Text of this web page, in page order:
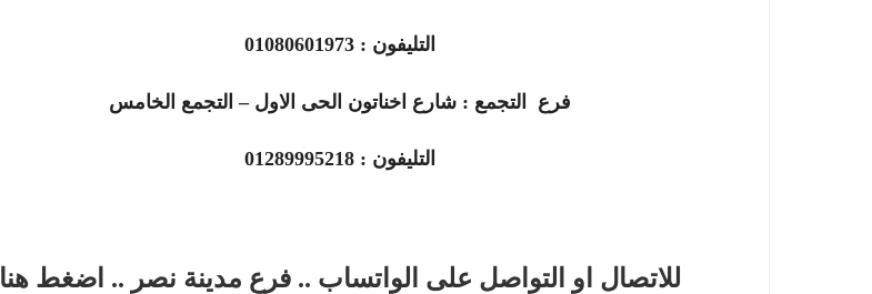
التليفون :01080601973
فرع التجمع :شارع اخناتون الحى الاول – التجمع الخامس
التليفون :01289995218
للاتصال او التواصل على الواتساب .. فرع مدينة نصر .. اضغط هنا